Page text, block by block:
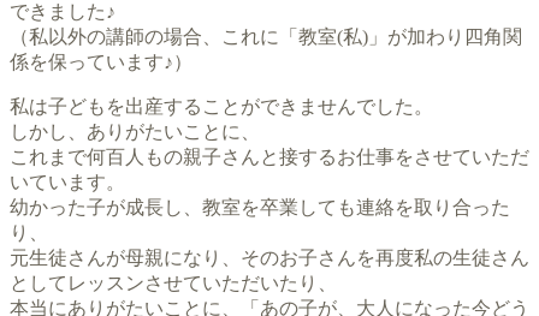
できました♪
（私以外の講師の場合、これに「教室(私)」が加わり四角関
係を保っています♪）
私は子どもを出産することができませんでした。
しかし、ありがたいことに、
これまで何百人もの親子さんと接するお仕事をさせていただ
いています。
幼かった子が成長し、教室を卒業しても連絡を取り合った
り、
元生徒さんが母親になり、そのお子さんを再度私の生徒さん
としてレッスンさせていただいたり、
本当にありがたいことに、「あの子が、大人になった今どう